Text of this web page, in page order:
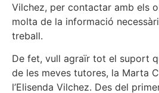
Vilchez, per contactar amb els
molta de la informació
treball.
De fet, vull agraïr tot el suport
de les meves tutores, la Marta
l’Elisenda Vilchez. Des del